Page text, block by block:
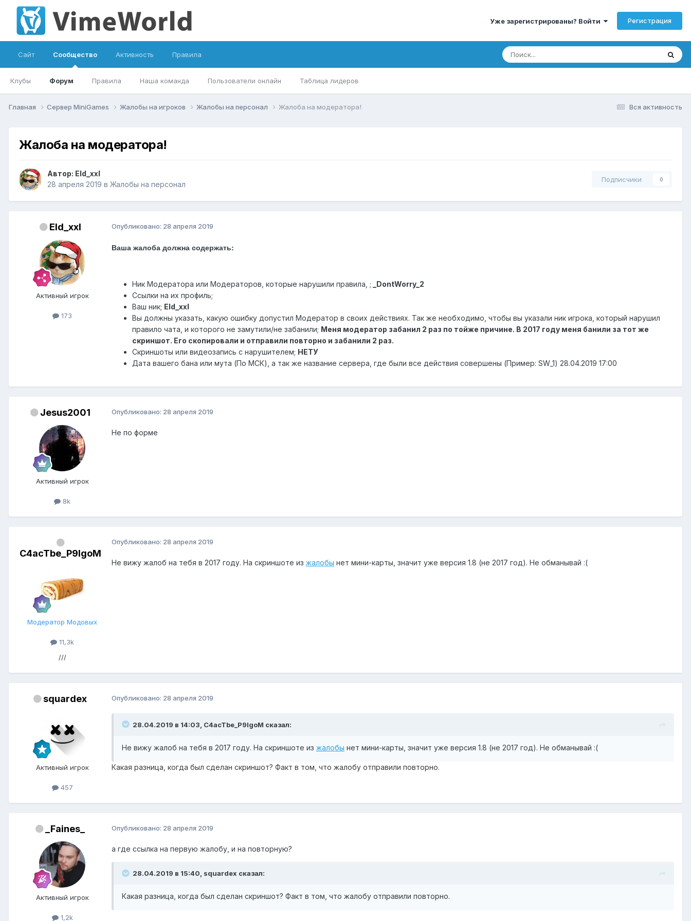
Уже зарегистрированы? Войти Регистрация
Сайт Сообщество
Клубы Форум Правила Наша команда Пользователи онлайн Таблица лидеров
Активность Правила
Вся активность
Главная Сервер MiniGames Жалобы на игроков Жалобы на персонал Жалоба на модератора!
Жалоба на модератора!
Автор: Eld_xxl
28 апреля 2019 в Жалобы на персонал
Подписчики 0
Eld_xxl
Активный игрок
173
Опубликовано: 28 апреля 2019
Ваша жалоба должна содержать:
Ник Модератора или Модераторов, которые нарушили правила, ;
_DontWorry_2
Ссылки на их профиль;
Ваш ник; Eld_xxl
Вы должны указать, какую ошибку допустил Модератор в своих действиях. Так же необходимо, чтобы вы указали ник игрока, который нарушил
правило чата, и которого не замутили/не забанили; Меня модератор забанил 2 раз по тойже причине. В 2017 году меня банили за тот же
скриншот. Его скопировали и отправили повторно и забанили 2 раз.
Скриншоты или видеозапись с нарушителем; НЕТУ
Дата вашего бана или мута (По МСК), а так же название сервера, где были все действия совершены (Пример: SW_1) 28.04.2019 17:00
Jesus2001
Активный игрок
8k
Опубликовано: 28 апреля 2019
Не по форме
C4acTbe_P9IgoM
Модератор Модовых
11,3k
///
Опубликовано: 28 апреля 2019
Не вижу жалоб на тебя в 2017 году. На скриншоте из жалобы нет мини-карты, значит уже версия 1.8 (не 2017 год). Не обманывай :(
squardex
Активный игрок
457
Опубликовано: 28 апреля 2019
28.04.2019 в 14:03, C4acTbe_P9IgoM сказал:
Не вижу жалоб на тебя в 2017 году. На скриншоте из жалобы нет мини-карты, значит уже версия 1.8 (не 2017 год). Не обманывай :(
Какая разница, когда был сделан скриншот? Факт в том, что жалобу отправили повторно.
_Faines_
Активный игрок
1,2k
Опубликовано: 28 апреля 2019
а где ссылка на первую жалобу, и на повторную?
28.04.2019 в 15:40, squardex сказал:
Какая разница, когда был сделан скриншот? Факт в том, что жалобу отправили повторно.